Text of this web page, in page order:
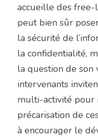
accueille des free-
peut bien sûr
la sécurité de
la confidentialité,
la question de son
intervenants
multi-activité pour
précarisation de
à encourager le